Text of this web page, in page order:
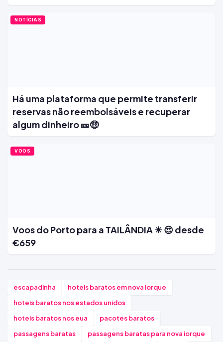
NOTÍCIAS
Há uma plataforma que permite transferir
reservas não reembolsáveis e recuperar
algum dinheiro 🎫🤑
VOOS
Voos do Porto para a TAILÂNDIA ☀ 😍 desde
€659
escapadinha
hoteis baratos em nova iorque
hoteis baratos nos estados unidos
hoteis baratos nos eua
pacotes baratos
passagens baratas
passagens baratas para nova iorque